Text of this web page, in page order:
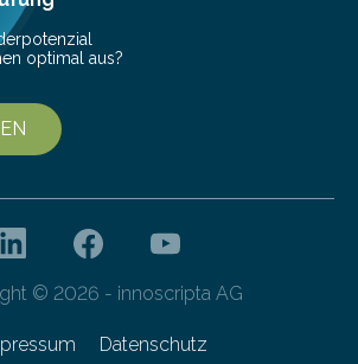
optimal aus?
© 2026 - innoscripta AG
Datenschutz